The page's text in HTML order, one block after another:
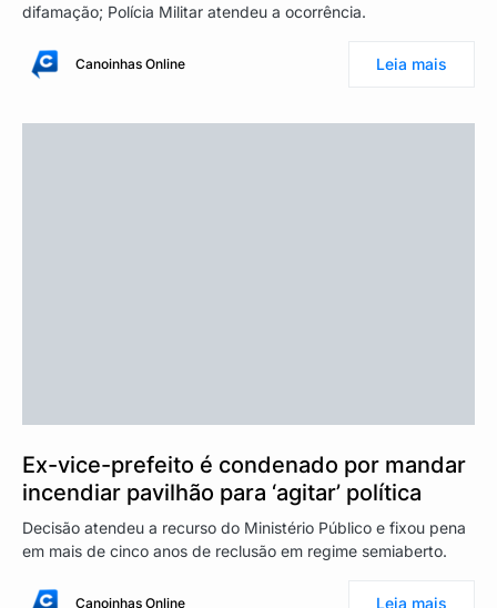
difamação; Polícia Militar atendeu a ocorrência.
Canoinhas Online Leia mais
Ex-vice-prefeito é condenado por mandar
incendiar pavilhão para ‘agitar’ política
Decisão atendeu a recurso do Ministério Público e fixou pena
em mais de cinco anos de reclusão em regime semiaberto.
Canoinhas Online Leia mais